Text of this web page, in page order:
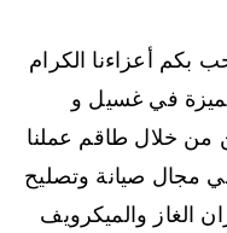
بكم أعزاءنا الكرام
في غسيل و
من خلال طاقم عملنا
مجال صيانة وتصليح
الغاز والميكرويف